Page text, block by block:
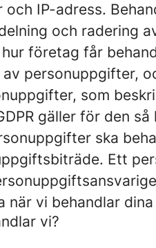
IP-adress.
och radering
företag får
personuppgifter,
som
gäller för den
ska
Ett
när vi behandlar
vi?